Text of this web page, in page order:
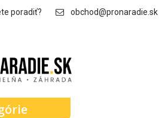
poradiť? obchod@pronaradie.sk